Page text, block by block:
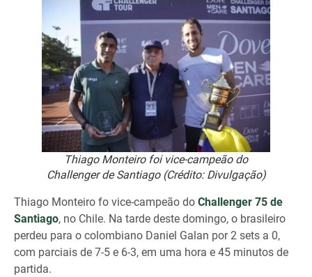
Thiago Monteiro foi vice-campeão do
Challenger de Santiago (Crédito: Divulgação)
Thiago Monteiro fo vice-campeão do Challenger 75 de
Santiago, no Chile. Na tarde deste domingo, o brasileiro
perdeu para o colombiano Daniel Galan por 2 sets a 0,
com parciais de 7-5 e 6-3, em uma hora e 45 minutos de
partida.